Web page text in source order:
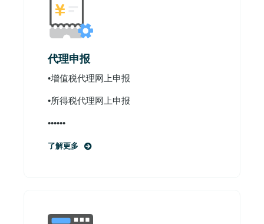
代理申报
•增值税代理网上申报
•所得税代理网上申报
••••••
了解更多